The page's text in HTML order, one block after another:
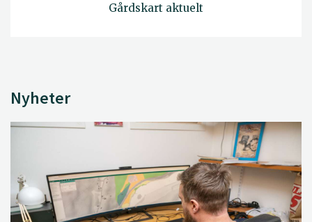
Gårdskart aktuelt
Nyheter